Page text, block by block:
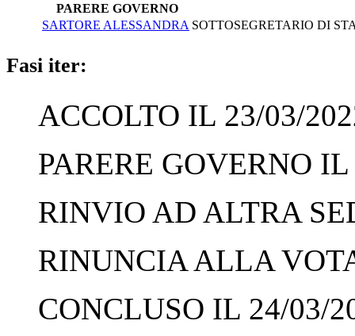
PARERE GOVERNO
SARTORE ALESSANDRA SOTTOSEGRETARIO DI
Fasi iter:
ACCOLTO IL 23/03/
PARERE GOVERNO
RINVIO AD ALTRA
RINUNCIA ALLA
CONCLUSO IL 24/03/